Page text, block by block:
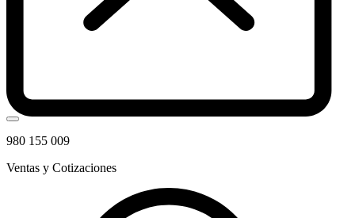
980 155 009
Ventas y Cotizaciones